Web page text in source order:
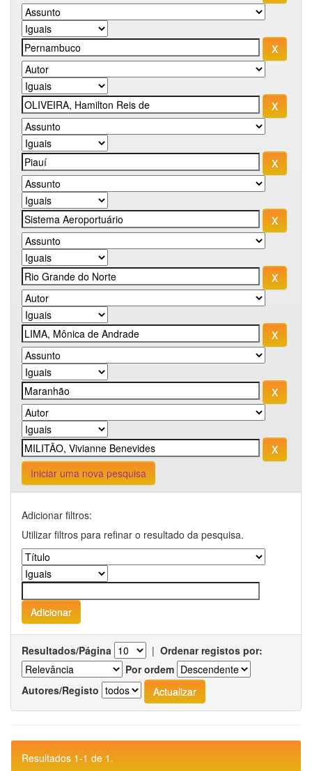
Iniciar uma nova pesquisa
Adicionar filtros:
Utilizar filtros para refinar o resultado da pesquisa.
Resultados/Página | Ordenar registos por:
Por ordem
Autores/Registo
Resultados 1-1 de 1.